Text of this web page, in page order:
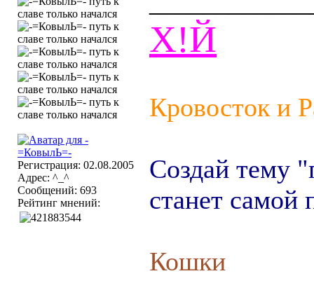
Регистрация: 02.08.2005
Адрес: ^_^
Сообщений: 693
Рейтинг мнений:
Х!Й
Кровосток и
Создай тему
станет самой
Кошки